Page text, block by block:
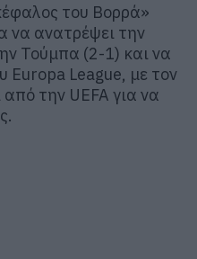
του Βορρά»
να ανατρέψει την
Τούμπα (2-1) και να
Europa League, με τον
από την UEFA για να